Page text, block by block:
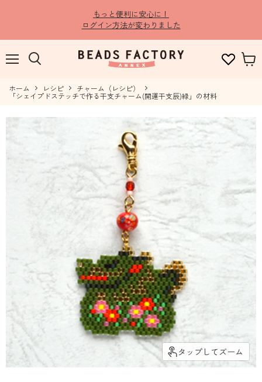
もっと便利に安心に！
ログイン方法が変わりました
ュ
ー
す
る
る
ホーム レシピ チャーム（レシピ）
「シェイプドステッチで作る干支チャーム(開運干支辰)緑」の材料
タップしてズーム